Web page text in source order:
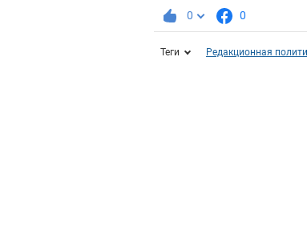
0 0
Теги Редакционная